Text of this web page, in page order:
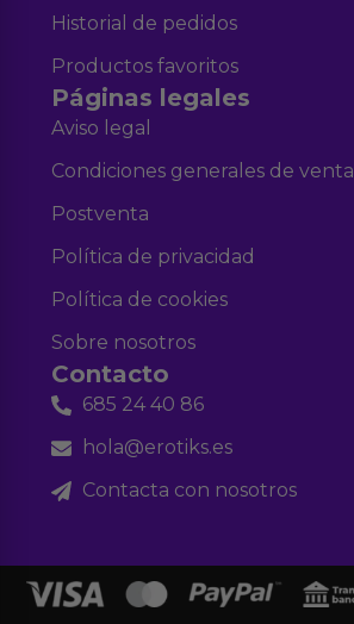
Historial de pedidos
Productos favoritos
Páginas legales
Aviso legal
Condiciones generales de venta
Postventa
Política de privacidad
Política de cookies
Sobre nosotros
Contacto
685 24 40 86
hola@erotiks.es
Contacta con nosotros